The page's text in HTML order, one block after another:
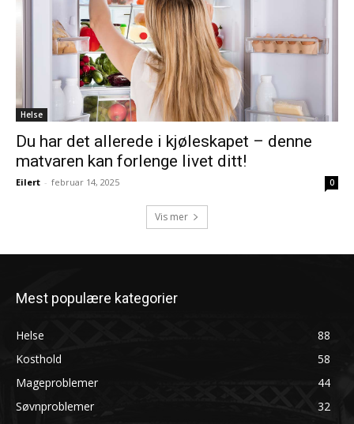
Helse
Du har det allerede i kjøleskapet – denne
matvaren kan forlenge livet ditt!
Eilert - februar 14, 2025 0
Vis mer
Mest populære kategorier
Helse
88
Kosthold
58
Mageproblemer
44
Søvnproblemer
32